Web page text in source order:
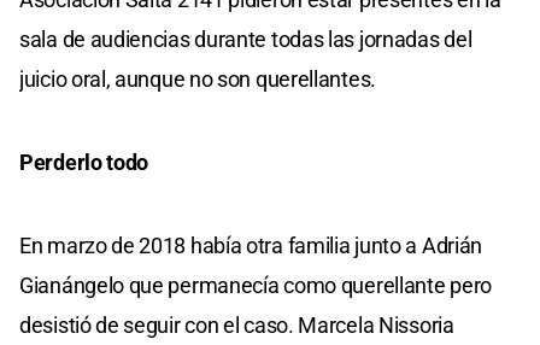
sala de audiencias durante todas las jornadas del
juicio oral, aunque no son querellantes.
Perderlo todo
En marzo de 2018 había otra familia junto a Adrián
Gianángelo que permanecía como querellante pero
desistió de seguir con el caso. Marcela Nissoria